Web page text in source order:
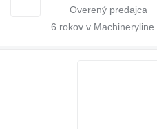
6 rokov v Machineryline